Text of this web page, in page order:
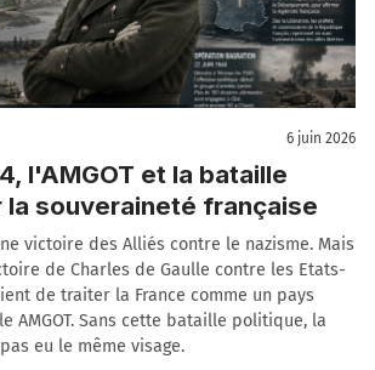
6 juin 2026
l'AMGOT et la bataille
la souveraineté française
victoire des Alliés contre le nazisme. Mais
de Charles de Gaulle contre les Etats-
de traiter la France comme un pays
AMGOT. Sans cette bataille politique, la
eu le même visage.